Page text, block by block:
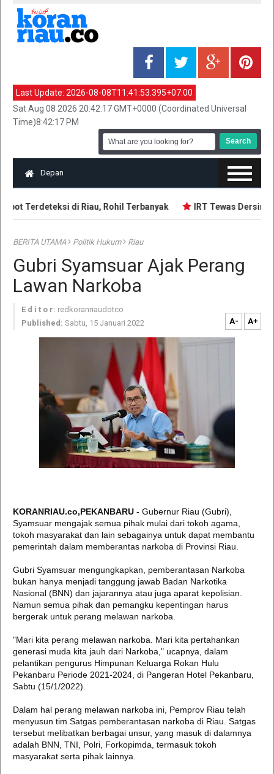
Last Update: 2026-08-08T11:41:53.395+07:00
Sat Aug 08 2026 20:42:17 GMT+0000 (Coordinated Universal
Time)8:42:17 PM
Depan
Terdeteksi di Riau, Rohil Terbanyak IRT Tewas
BERITA UTAMA Politik Hukum Riau
Gubri Syamsuar Ajak Perang
Lawan Narkoba
E d i t o r: redkoranriaudotco
Published: Sabtu, 15 Januari 2022 A- A+
KORANRIAU.co,PEKANBARU - Gubernur Riau (Gubri),
Syamsuar mengajak semua pihak mulai dari tokoh agama,
tokoh masyarakat dan lain sebagainya untuk dapat membantu
pemerintah dalam memberantas narkoba di Provinsi Riau.
Gubri Syamsuar mengungkapkan, pemberantasan Narkoba
bukan hanya menjadi tanggung jawab Badan Narkotika
Nasional (BNN) dan jajarannya atau juga aparat kepolisian.
Namun semua pihak dan pemangku kepentingan harus
bergerak untuk perang melawan narkoba.
"Mari kita perang melawan narkoba. Mari kita pertahankan
generasi muda kita jauh dari Narkoba," ucapnya, dalam
pelantikan pengurus Himpunan Keluarga Rokan Hulu
Pekanbaru Periode 2021-2024, di Pangeran Hotel Pekanbaru,
Sabtu (15/1/2022).
Dalam hal perang melawan narkoba ini, Pemprov Riau telah
menyusun tim Satgas pemberantasan narkoba di Riau. Satgas
tersebut melibatkan berbagai unsur, yang masuk di dalamnya
adalah BNN, TNI, Polri, Forkopimda, termasuk tokoh
masyarakat serta pihak lainnya.